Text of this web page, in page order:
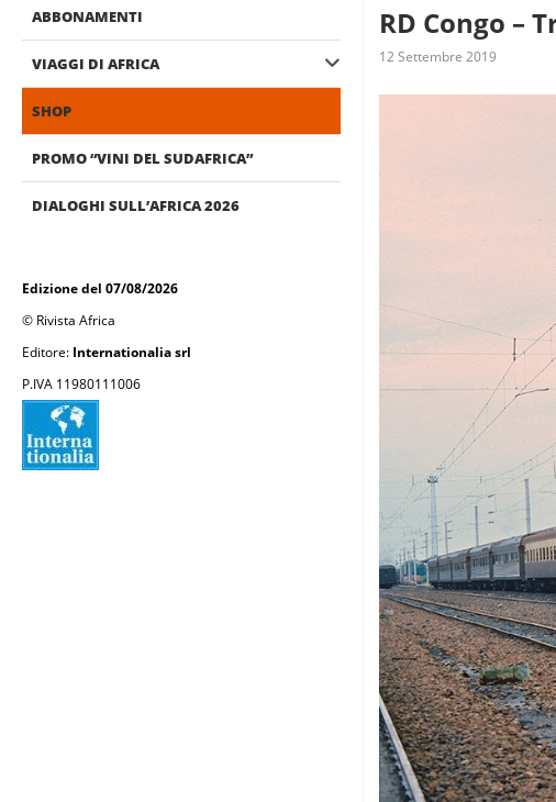
ABBONAMENTI
VIAGGI DI AFRICA
SHOP
PROMO “VINI DEL SUDAFRICA”
DIALOGHI SULL’AFRICA 2026
Edizione del 07/08/2026
© Rivista Africa
Editore: Internationalia srl
P.IVA 11980111006
RD Congo –
12 Settembre 2019